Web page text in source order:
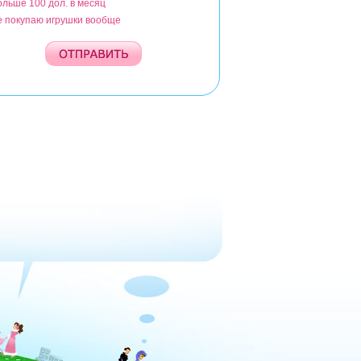
100 дол. в месяц
покупаю игрушки вообще